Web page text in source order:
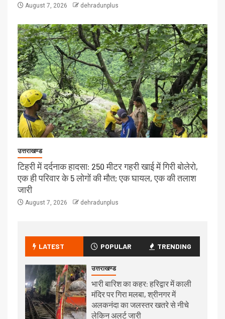
August 7, 2026 dehradunplus
उत्तराखण्ड
टिहरी में दर्दनाक हादसा: 250 मीटर गहरी खाई में गिरी बोलेरो,
एक ही परिवार के 5 लोगों की मौत; एक घायल, एक की तलाश
जारी
August 7, 2026 dehradunplus
LATEST POPULAR TRENDING
उत्तराखण्ड
भारी बारिश का कहर: हरिद्वार में काली
मंदिर पर गिरा मलबा, श्रीनगर में
अलकनंदा का जलस्तर खतरे से नीचे
लेकिन अलर्ट जारी